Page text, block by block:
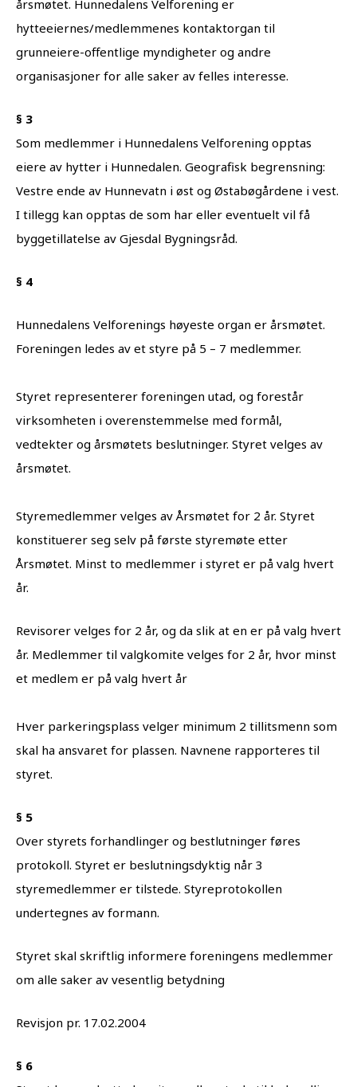
årsmøtet. Hunnedalens Velforening er
hytteeiernes/medlemmenes kontaktorgan til
grunneiere-offentlige myndigheter og andre
organisasjoner for alle saker av felles interesse.
§ 3
Som medlemmer i Hunnedalens Velforening opptas
eiere av hytter i Hunnedalen. Geografisk begrensning:
Vestre ende av Hunnevatn i øst og Østabøgårdene i vest.
I tillegg kan opptas de som har eller eventuelt vil få
byggetillatelse av Gjesdal Bygningsråd.
§ 4
Hunnedalens Velforenings høyeste organ er årsmøtet.
Foreningen ledes av et styre på 5 – 7 medlemmer.
Styret representerer foreningen utad, og forestår
virksomheten i overenstemmelse med formål,
vedtekter og årsmøtets beslutninger. Styret velges av
årsmøtet.
Styremedlemmer velges av Årsmøtet for 2 år. Styret
konstituerer seg selv på første styremøte etter
Årsmøtet. Minst to medlemmer i styret er på valg hvert
år.
Revisorer velges for 2 år, og da slik at en er på valg hvert
år. Medlemmer til valgkomite velges for 2 år, hvor minst
et medlem er på valg hvert år
Hver parkeringsplass velger minimum 2 tillitsmenn som
skal ha ansvaret for plassen. Navnene rapporteres til
styret.
§ 5
Over styrets forhandlinger og bestlutninger føres
protokoll. Styret er beslutningsdyktig når 3
styremedlemmer er tilstede. Styreprotokollen
undertegnes av formann.
Styret skal skriftlig informere foreningens medlemmer
om alle saker av vesentlig betydning
Revisjon pr. 17.02.2004
§ 6